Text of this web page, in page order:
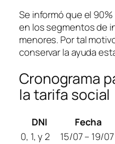
Se informó que el
en los segmentos de
menores. Por tal
conservar la ayuda
Cronograma
la tarifa social
DNI
Fecha
0, 1, y 2
15/07 – 19/07